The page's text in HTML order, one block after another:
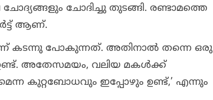
ചോദിച്ചു തുടങ്ങി. രണ്ടാമത്തെ
ആണ്.
കടന്നു പോകുന്നത്. അതിനാൽ തന്നെ ഒരു
അതേസമയം, വലിയ മകൾക്ക്
കുറ്റബോധവും ഇപ്പോഴും ഉണ്ട്,’ എന്നും